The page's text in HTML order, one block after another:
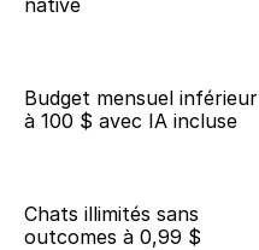
native
Budget mensuel inférieur
à 100 $ avec IA incluse
Chats illimités sans
outcomes à 0,99 $